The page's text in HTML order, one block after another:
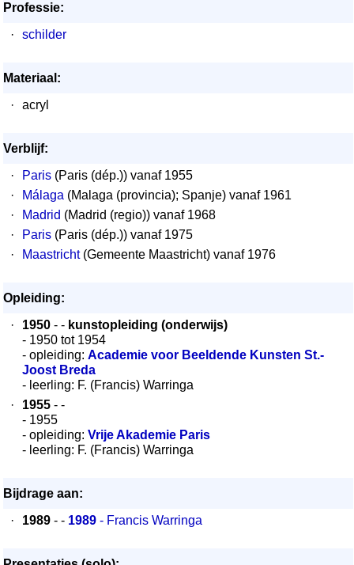
Professie:
·
schilder
Materiaal:
·
acryl
Verblijf:
·
Paris (Paris (dép.)) vanaf 1955
·
Málaga (Malaga (provincia); Spanje) vanaf 1961
·
Madrid (Madrid (regio)) vanaf 1968
·
Paris (Paris (dép.)) vanaf 1975
·
Maastricht(Gemeente Maastricht) vanaf 1976
Opleiding:
·
1950 - - kunstopleiding (onderwijs)
- 1950 tot 1954
- opleiding: Academie voor Beeldende Kunsten St.-
Joost Breda
- leerling: F. (Francis) Warringa
·
1955 - -
- 1955
- opleiding: Vrije Akademie Paris
- leerling: F. (Francis) Warringa
Bijdrage aan:
·
1989 - - 1989 - Francis Warringa